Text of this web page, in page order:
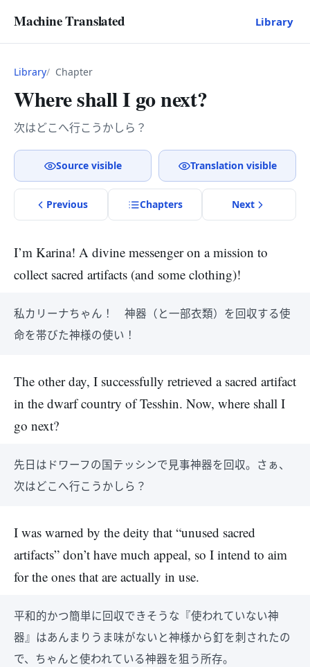
Machine Translated Library
Library Chapter
Where shall I go next?
次はどこへ行こうかしら？
Source visible Translation visible
Previous Chapters Next
I’m Karina! A divine messenger on a mission to
collect sacred artifacts (and some clothing)!
私カリーナちゃん！ 神器（と一部衣類）を回収する使
命を帯びた神様の使い！
The other day, I successfully retrieved a sacred artifact
in the dwarf country of Tesshin. Now, where shall I
go next?
先日はドワーフの国テッシンで見事神器を回収。さぁ、
次はどこへ行こうかしら？
I was warned by the deity that “unused sacred
artifacts” don’t have much appeal, so I intend to aim
for the ones that are actually in use.
平和的かつ簡単に回収できそうな『使われていない神
器』はあんまりうま味がないと神様から釘を刺されたの
で、ちゃんと使われている神器を狙う所存。